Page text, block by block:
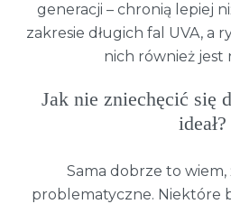
generacji – chronią lepiej
zakresie długich fal UVA, a
nich również jest
Jak nie zniechęcić się
ideał?
Sama dobrze to
problematyczne. Niektóre